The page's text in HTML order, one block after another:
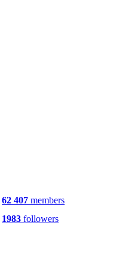
62 407 members
1983 followers